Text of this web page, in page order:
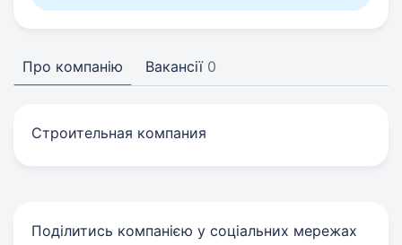
Про компанію Вакансії 0
Строительная компания
Поділитись компанією у соціальних мережах